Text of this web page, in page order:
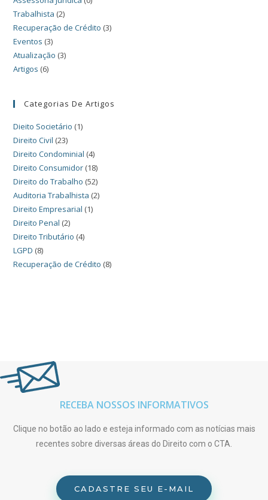
Trabalhista (2)
Recuperação de Crédito (3)
Eventos (3)
Atualização (3)
Artigos (6)
Categorias De Artigos
Dieito Societário (1)
Direito Civil (23)
Direito Condominial (4)
Direito Consumidor (18)
Direito do Trabalho (52)
Auditoria Trabalhista (2)
Direito Empresarial (1)
Direito Penal (2)
Direito Tributário (4)
LGPD (8)
Recuperação de Crédito (8)
RECEBA NOSSOS INFORMATIVOS
Clique no botão ao lado e esteja informado com as notícias mais
recentes sobre diversas áreas do Direito com o CTA.
CADASTRE SEU E-MAIL